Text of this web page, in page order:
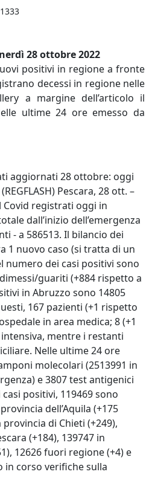
1333
28 ottobre 2022
positivi in regione a fronte
decessi in regione nelle
a margine dell’articolo il
ultime 24 ore emesso da
aggiornati 28 ottobre: oggi
Pescara, 28 ott. –
Covid registrati oggi in
dall’inizio dell’emergenza
- a 586513. Il bilancio dei
1 nuovo caso (si tratta di un
numero dei casi positivi sono
guariti (+884 rispetto a
in Abruzzo sono 14805
167 pazienti (+1 rispetto
in area medica; 8 (+1
mentre i restanti
Nelle ultime 24 ore
molecolari (2513991 in
e 3807 test antigenici
positivi, 119469 sono
dell’Aquila (+175
di Chieti (+249),
(+184), 139747 in
12626 fuori regione (+4) e
in corso verifiche sulla